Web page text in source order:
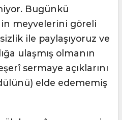
Bugünkü
meyvelerini göreli
ile paylaşıyoruz ve
ulaşmış olmanın
sermaye açıklarını
elde edememiş